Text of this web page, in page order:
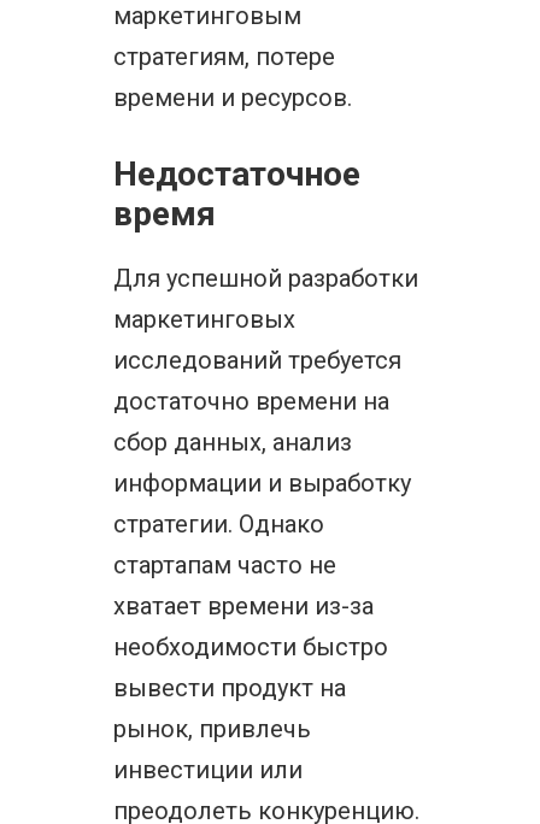
маркетинговым
стратегиям, потере
времени и ресурсов.
Недостаточное
время
Для успешной разработки
маркетинговых
исследований требуется
достаточно времени на
сбор данных, анализ
информации и выработку
стратегии. Однако
стартапам часто не
хватает времени из-за
необходимости быстро
вывести продукт на
рынок, привлечь
инвестиции или
преодолеть конкуренцию.